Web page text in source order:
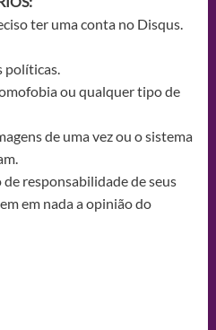
ter uma conta no Disqus.
políticas.
ou qualquer tipo de
de uma vez ou o sistema
responsabilidade de seus
em nada a opinião do